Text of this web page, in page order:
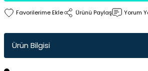
Ürünü Paylaş Yorum
Ürün Bilgisi